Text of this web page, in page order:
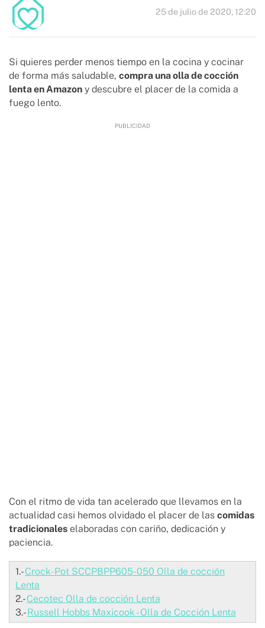
25 de julio de 2020, 12:20
Si quieres perder menos tiempo en la cocina y cocinar
de forma más saludable, compra una olla de cocción
lenta en Amazon y descubre el placer de la comida a
fuego lento.
Con el ritmo de vida tan acelerado que llevamos en la
actualidad casi hemos olvidado el placer de las comidas
tradicionales elaboradas con cariño, dedicación y
paciencia.
1.-Crock-Pot SCCPBPP605-050 Olla de cocción
Lenta
2.-Cecotec Olla de cocción Lenta
3.-Russell Hobbs Maxicook - Olla de Cocción Lenta